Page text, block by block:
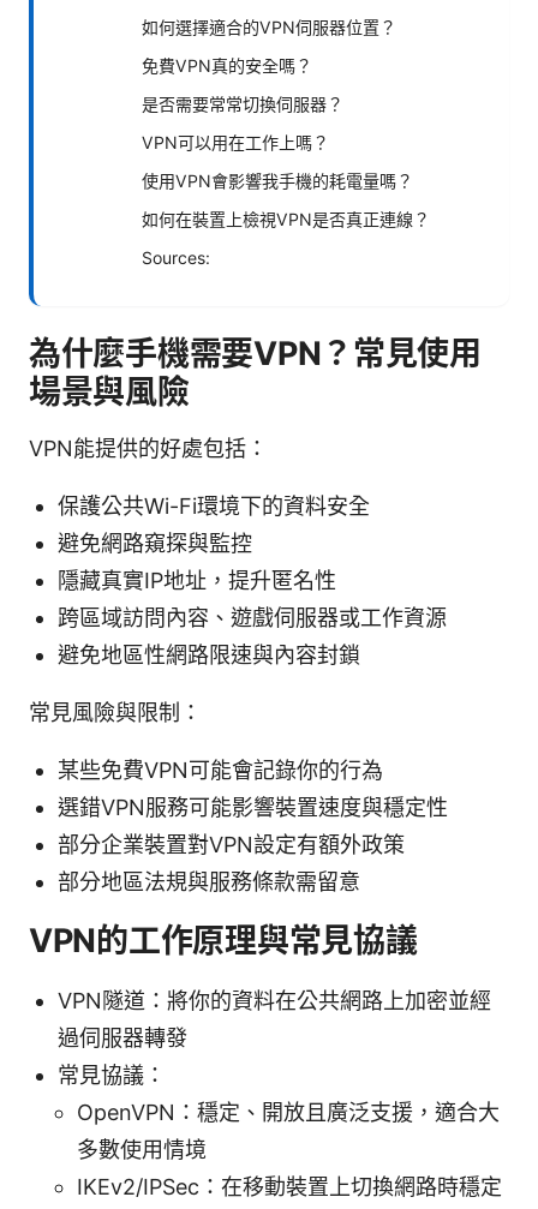
如何選擇適合的VPN伺服器位置？
免費VPN真的安全嗎？
是否需要常常切換伺服器？
VPN可以用在工作上嗎？
使用VPN會影響我手機的耗電量嗎？
如何在裝置上檢視VPN是否真正連線？
Sources:
為什麼手機需要VPN？常見使用
場景與風險
VPN能提供的好處包括：
保護公共Wi-Fi環境下的資料安全
避免網路窺探與監控
隱藏真實IP地址，提升匿名性
跨區域訪問內容、遊戲伺服器或工作資源
避免地區性網路限速與內容封鎖
常見風險與限制：
某些免費VPN可能會記錄你的行為
選錯VPN服務可能影響裝置速度與穩定性
部分企業裝置對VPN設定有額外政策
部分地區法規與服務條款需留意
VPN的工作原理與常見協議
VPN隧道：將你的資料在公共網路上加密並經
過伺服器轉發
常見協議：
OpenVPN：穩定、開放且廣泛支援，適合大
多數使用情境
IKEv2/IPSec：在移動裝置上切換網路時穩定